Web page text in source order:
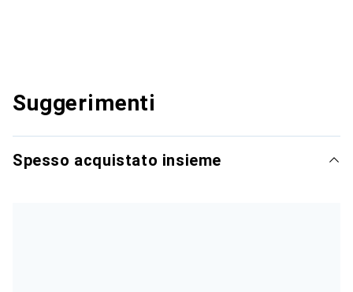
Suggerimenti
Spesso acquistato insieme